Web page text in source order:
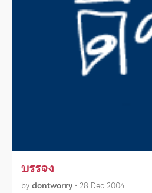
บรรจง
bydontworry • 28 Dec 2004